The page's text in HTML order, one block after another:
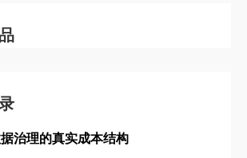
比下降53%。特别是在金融、医疗
DGA）与中国《数据二十条》的深
步推动企业构建覆盖数据全生命周
。麦肯锡2026年2月最新报告亦证
治理的真实成本结构